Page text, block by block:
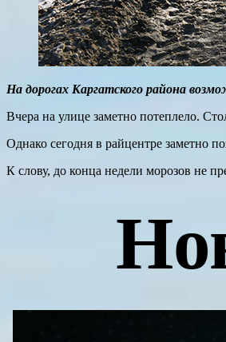
На дорогах Каргатского района
Вчера на улице заметно потеплело.
Однако сегодня в райцентре заметно
К слову, до конца недели морозов не